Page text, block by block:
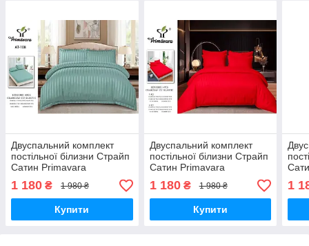
Двуспальний комплект
постільної білизни Страйп
Сатин Primavara
180*220см. з
простирадлом на резинці.
1 180 ₴ 1 980 ₴
Купити
Двуспальний комплект
постільної білизни Страйп
Сатин Primavara
180*220см. з
простирадлом на резинці.
1 180₴ 1 980 ₴
Купити
1